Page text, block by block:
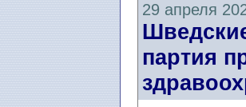
29 апреля
партия